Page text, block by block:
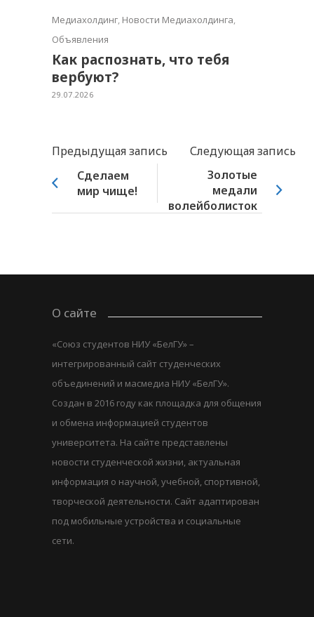
Медиахолдинг, Новости Медиахолдинга,
Объявления
Как распознать, что тебя
вербуют?
29.07.2026
Предыдущая запись
Следующая запись
Сделаем
мир чище!
Золотые
медали
волейболисток
О сайте
«Союз студентов НИУ «БелГУ» –
интегрированный сайт студенческих
объединений и масмедиа НИУ «БелГУ».
Создан в 2016 году как площадка для общения
и обмена информацией студентов
университета. На сайте представлены
новости студенческой жизни, актуальная
информация о научной, учебной, спортивной,
творческой деятельности. Сайт адаптирован
под мобильные устройства и социальные
сети.